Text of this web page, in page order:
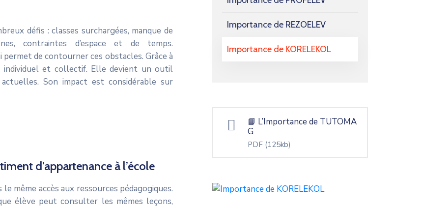
défis : classes surchargées, manque de
contraintes d’espace et de temps.
de contourner ces obstacles. Grâce à
individuel et collectif. Elle devient un outil
actuelles. Son impact est considérable sur
d’appartenance à l’école
même accès aux ressources pédagogiques.
élève peut consulter les mêmes leçons,
Importance de REZOELEV
Importance de KORELEKOL
📘 L’Importance de TUTOMA
G
PDF (125kb)